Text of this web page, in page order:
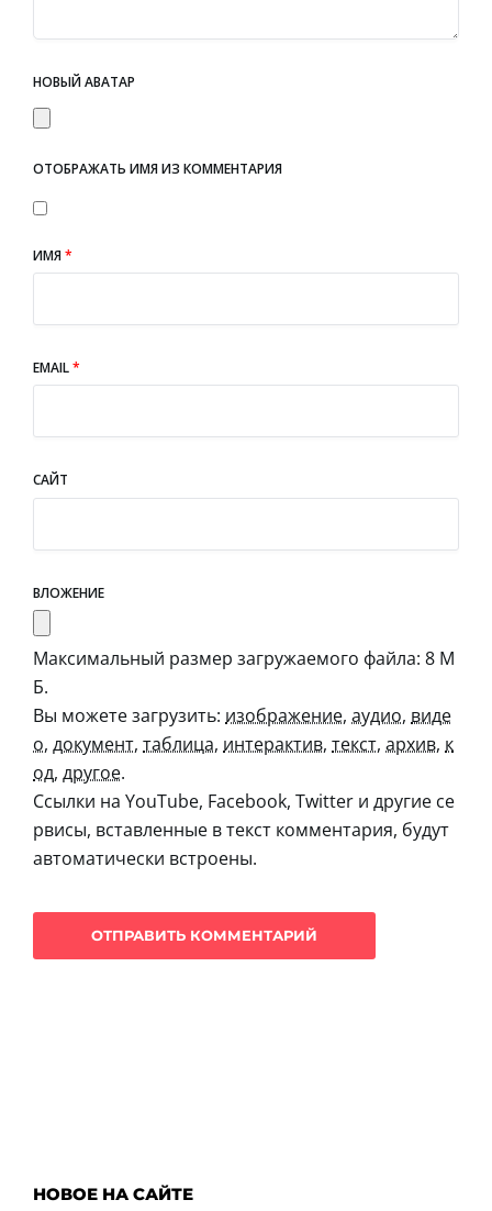
НОВЫЙ АВАТАР
ОТОБРАЖАТЬ ИМЯ ИЗ КОММЕНТАРИЯ
ИМЯ*
EMAIL*
САЙТ
ВЛОЖЕНИЕ
Максимальный размер загружаемого файла: 8 М
Б.
Вы можете загрузить: изображение, аудио, виде
о, документ, таблица, интерактив, текст, архив, к
од, другое.
Ссылки на YouTube, Facebook, Twitter и другие се
рвисы, вставленные в текст комментария, будут
автоматически встроены.
НОВОЕ НА САЙТЕ